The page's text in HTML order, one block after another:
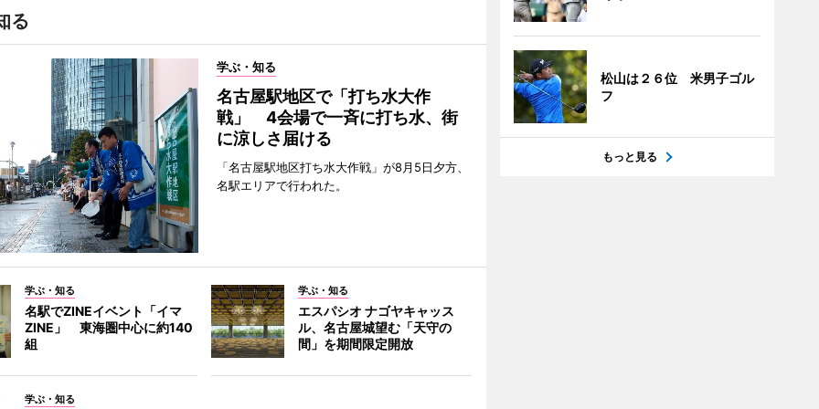
る
学ぶ・知る
名古屋駅地区で「打ち水大作
戦」 4会場で一斉に打ち水、街
に涼しさ届ける
「名古屋駅地区打ち水大作戦」が8月5日夕方、
名駅エリアで行われた。
学ぶ・知る
名駅でZINEイベント「イマ
ZINE」 東海圏中心に約140
組
学ぶ・知る
エスパシオ ナゴヤキャッス
ル、名古屋城望む「天守の
間」を期間限定開放
学ぶ・知る
松山は２６位 米男子ゴル
フ
もっと見る